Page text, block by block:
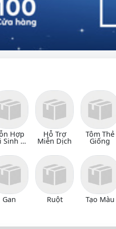
Hợp
Sinh -
Hỗ Trợ
Miễn Dịch
Tôm Thẻ
Giống
Gan Ruột Tạo Màu